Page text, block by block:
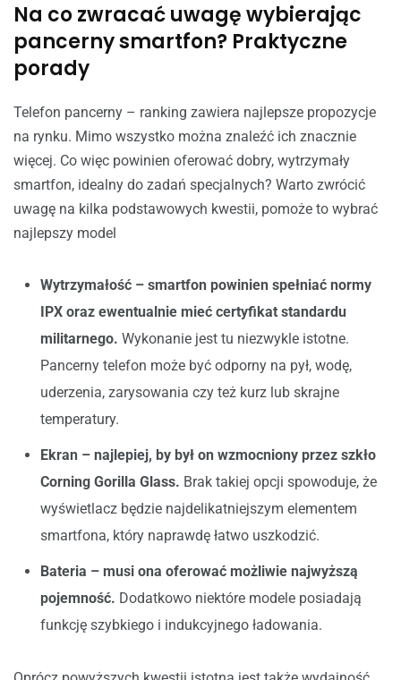
Na co zwracać uwagę wybierając
pancerny smartfon? Praktyczne
porady
Telefon pancerny – ranking zawiera najlepsze propozycje
na rynku. Mimo wszystko można znaleźć ich znacznie
więcej. Co więc powinien oferować dobry, wytrzymały
smartfon, idealny do zadań specjalnych? Warto zwrócić
uwagę na kilka podstawowych kwestii, pomoże to wybrać
najlepszy model
Wytrzymałość – smartfon powinien spełniać normy
IPX oraz ewentualnie mieć certyfikat standardu
militarnego. Wykonanie jest tu niezwykle istotne.
Pancerny telefon może być odporny na pył, wodę,
uderzenia, zarysowania czy też kurz lub skrajne
temperatury.
Ekran – najlepiej, by był on wzmocniony przez szkło
Corning Gorilla Glass. Brak takiej opcji spowoduje, że
wyświetlacz będzie najdelikatniejszym elementem
smartfona, który naprawdę łatwo uszkodzić.
Bateria – musi ona oferować możliwie najwyższą
pojemność. Dodatkowo niektóre modele posiadają
funkcję szybkiego i indukcyjnego ładowania.